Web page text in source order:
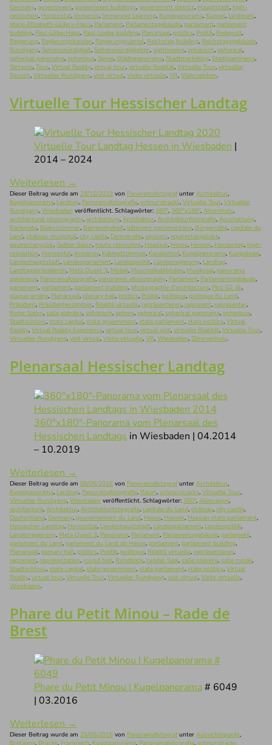
Germany, government, government buildings, government district, Hauptstadt, high-
resolution, Horizontal, immersiv, Immersive Learning, Kugelpanorama, Kuppel, landmark,
Marie-Elisabeth-Lüders-Haus, Parlament, Parlamentsgebäude, parliament, parliament
building, Paul-Löbe-Haus, Paul-Loebe building, Plenarsaal, politics, Politik, Redepult,
Regierung, Regierungsbauten, Regierungsviertel, Reichstag building, Reichstagsgebäude,
Rundgang, Sehenswürdigkeit, Sehenswürdigkeiten, sightseeing, sphärisch, spherical,
spherical panorama, spherique, Spree, Städtepanorama, Stadtmarketing, Stadtpanorama,
Terrasse, Tour, Virtual Reality, virtual tour, virtuelle Realität, Virtuelle Tour, virtueller
Besuch, Virtueller Rundgang, visit virtual, Visite virtuelle, VR, Wahrzeichen.
Virtuelle Tour Hessischer Landtag
Virtuelle Tour Landtag Hessen in Wiesbaden |
2014 – 2024
Weiterlesen →
Dieser Beitrag wurde am 29/10/2019 von Panoramafotografunter Architektur,
Kugelpanorama, Landtag, Panoramafotografie, schnurstracks, Virtuelle Tour, Virtueller
Rundgang, Wiesbaden veröffentlicht. Schlagwörter: 360°, 360°x180°, Ahornholz,
architectural photography, architecture, Architektur, Architekturfotografie, Ausstattung,
Backplate, Balkonzimmer, Barrierefreiheit, bâtiment parlementaire, Bürgernähe, capitale du
Land, château municipal, city castle, Demokratie, equirect, equirectangulaire,
equirectangular, Gelber Salon, haute résolution, Headset, Hesse, Hessen, Hessentag, high-
resolution, Horizontal, immersiv, Kabinettzimmer, Kavalierhof, Kugelpanorama, Kuppelsaal,
Landeshauptstadt, Landesparlament, Landespolitik, Landesregierung, Landtag,
Landtagspräsidentin, Meta Quest 3, Möbel, Muschelkalkböden, Musiksaal, panorama
sphérique, Panoramafotografie, panoramic photography, Parlament, Parlamentsgebäude,
parlement, parliament, parliament building, photographie d'architecture, Pico G2 4k,
plaque arrière, Plenarsaal, plenary hall, politics, Politik, politique, politique du Land,
Präsident, Präsidentenzimmer, Réalité virtuelle, repräsentieren, represent, représenter,
Roter Salon, salle plénière, sphärisch, sphere, spherical, spherical panorama, spherique,
Stadtschloss, state capital, state government, state parliament, state politics, Virtual
Reality, Virtual Reality Experience, virtual tour, virtual visit, virtuelle Realität, Virtuelle Tour,
Virtueller Rundgang, visit virtual, Visite virtuelle, VR, Wiesbaden, Zitronenholz.
Plenarsaal Hessischer Landtag
360°x180°-Panorama vom Plenarsaal des
Hessischen Landtags in Wiesbaden | 04.2014
– 10.2019
Weiterlesen →
Dieser Beitrag wurde am 08/06/2016 von Panoramafotografunter Architektur,
Kugelpanorama, Landtag, Panoramafotografie, Raum, schnurstracks, Virtuelle Tour,
Virtueller Rundgang, Wiesbaden veröffentlicht. Schlagwörter: 360°, Allemagne,
architecture, Architektur, Architekturfotografie, capitale du Land, château, city castle,
Deutschland, Germany, gouvernement du Land, Hesse, Hessen, Hessian state parliament,
Hessischer Landtag, Horizontal, Landeshauptstadt, Landesparlament, Landespolitik,
Landesregierung, Meta Quest 3, Panorama, Parlament, Parlamentsgebäude, parlement,
parlement du Land, parlement du Land de Hesse, parliament, parliament building,
Plenarsaal, plenary hall, politics, Politik, politique, Réalité virtuelle, repräsentieren,
represent, représentation, round hall, Rundblick, runder Saal, salle plénière, salle ronde,
Stadtschloss, state capital, state government, state parliament, state politics, Virtual
Reality, virtual tour, Virtuelle Tour, Virtueller Rundgang, visit virtual, Visite virtuelle,
Wiesbaden.
Phare du Petit Minou – Rade de
Brest
Phare du Petit Minou | Kugelpanorama# 6049
| 03.2016
Weiterlesen →
Dieser Beitrag wurde am 25/05/2016 von Panoramafotografunter Aussichtspunkt,
Bretagne, Brücke, Frankreich, Kugelpanorama, Panoramafotografie, schnurstracks